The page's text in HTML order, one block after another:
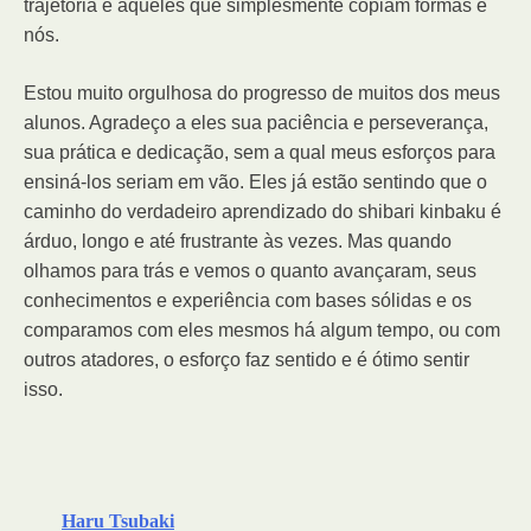
trajetória e aqueles que simplesmente copiam formas e
nós.
Estou muito orgulhosa do progresso de muitos dos meus
alunos. Agradeço a eles sua paciência e perseverança,
sua prática e dedicação, sem a qual meus esforços para
ensiná-los seriam em vão. Eles já estão sentindo que o
caminho do verdadeiro aprendizado do shibari kinbaku é
árduo, longo e até frustrante às vezes. Mas quando
olhamos para trás e vemos o quanto avançaram, seus
conhecimentos e experiência com bases sólidas e os
comparamos com eles mesmos há algum tempo, ou com
outros atadores, o esforço faz sentido e é ótimo sentir
isso.
Haru Tsubaki